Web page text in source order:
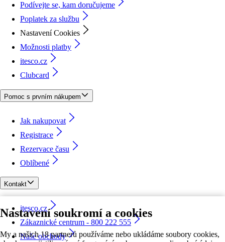
Nastavení soukromí a cookies
My a našich 18 partnerů používáme nebo ukládáme soubory cookies,
Podívejte se, kam doručujeme
Poplatek za službu
Nastavení Cookies
Možnosti platby
itesco.cz
Clubcard
Pomoc s prvním nákupem
Jak nakupovat
Registrace
Rezervace času
Oblíbené
Kontakt
itesco.cz
Zákaznické centrum - 800 222 555
Naše obchody